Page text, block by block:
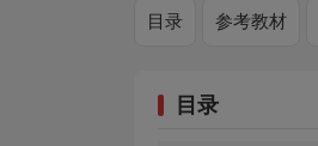
目录 参考教材
目录